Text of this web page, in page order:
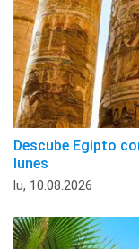
Descube Egipto
lunes
lu, 10.08.2026